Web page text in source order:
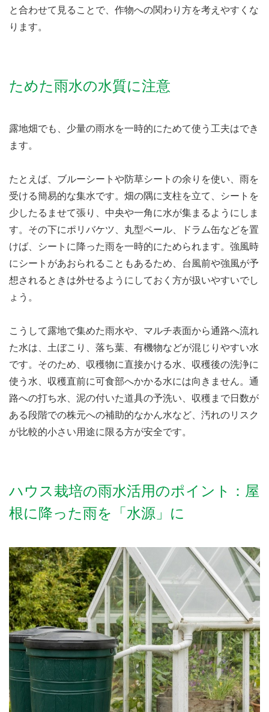
と合わせて見ることで、作物への関わり方を考えやすくな
ります。
ためた雨水の水質に注意
露地畑でも、少量の雨水を一時的にためて使う工夫はでき
ます。
たとえば、ブルーシートや防草シートの余りを使い、雨を
受ける簡易的な集水です。畑の隅に支柱を立て、シートを
少したるませて張り、中央や一角に水が集まるようにしま
す。その下にポリバケツ、丸型ペール、ドラム缶などを置
けば、シートに降った雨を一時的にためられます。強風時
にシートがあおられることもあるため、台風前や強風が予
想されるときは外せるようにしておく方が扱いやすいでし
ょう。
こうして露地で集めた雨水や、マルチ表面から通路へ流れ
た水は、土ぼこり、落ち葉、有機物などが混じりやすい水
です。そのため、収穫物に直接かける水、収穫後の洗浄に
使う水、収穫直前に可食部へかかる水には向きません。通
路への打ち水、泥の付いた道具の予洗い、収穫まで日数が
ある段階での株元への補助的なかん水など、汚れのリスク
が比較的小さい用途に限る方が安全です。
ハウス栽培の雨水活用のポイント：屋
根に降った雨を「水源」に